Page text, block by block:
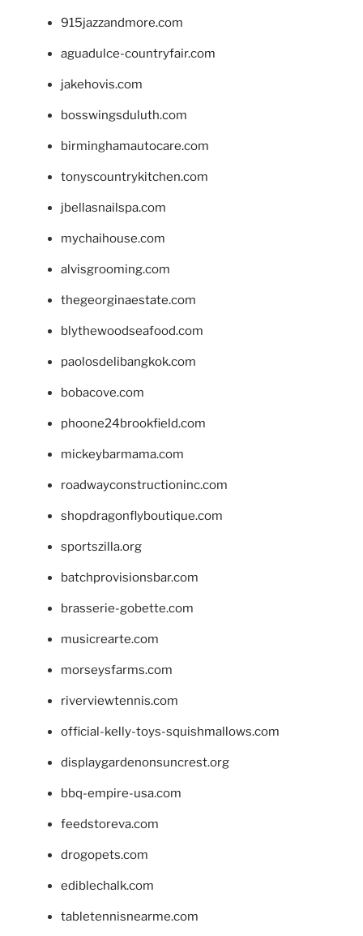
915jazzandmore.com
aguadulce-countryfair.com
jakehovis.com
bosswingsduluth.com
birminghamautocare.com
tonyscountrykitchen.com
jbellasnailspa.com
mychaihouse.com
alvisgrooming.com
thegeorginaestate.com
blythewoodseafood.com
paolosdelibangkok.com
bobacove.com
phoone24brookfield.com
mickeybarmama.com
roadwayconstructioninc.com
shopdragonflyboutique.com
sportszilla.org
batchprovisionsbar.com
brasserie-gobette.com
musicrearte.com
morseysfarms.com
riverviewtennis.com
official-kelly-toys-squishmallows.com
displaygardenonsuncrest.org
bbq-empire-usa.com
feedstoreva.com
drogopets.com
ediblechalk.com
tabletennisnearme.com